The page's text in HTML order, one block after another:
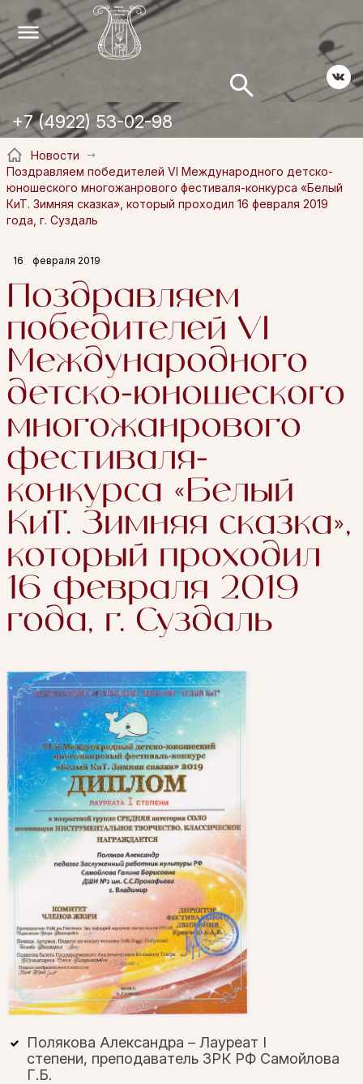
+7 (4922) 53-02-98
Новости
Поздравляем победителей VI Международного детско-
юношеского многожанрового фестиваля-конкурса «Белый
КиТ. Зимняя сказка», который проходил 16 февраля 2019
года, г. Суздаль
16 февраля 2019
Поздравляем
победителей VI
Международного
детско-юношеского
многожанрового
фестиваля-
конкурса «Белый
КиТ. Зимняя сказка»,
который проходил
16 февраля 2019
года, г. Суздаль
Полякова Александра – Лауреат I
степени, преподаватель ЗРК РФ Самойлова
Г.Б.